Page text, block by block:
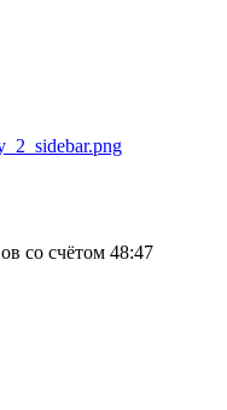
со счётом 48:47